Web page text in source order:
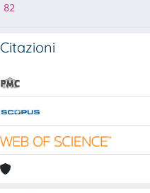
82
Citazioni